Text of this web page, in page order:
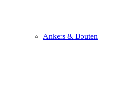
Ankers & Bouten